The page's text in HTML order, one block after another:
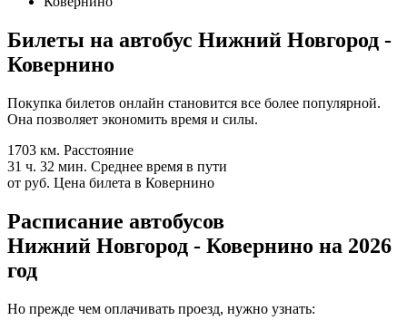
Билеты на автобус Нижний Новгород -
Ковернино
Покупка билетов онлайн становится все более популярной.
Она позволяет экономить время и силы.
1703 км. Расстояние
31 ч. 32 мин. Среднее время в пути
от руб. Цена билета в Ковернино
Расписание автобусов
Нижний Новгород - Ковернино на 2026
год
Но прежде чем оплачивать проезд, нужно узнать: